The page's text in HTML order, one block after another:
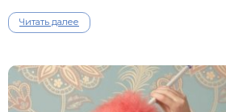
Читать далее